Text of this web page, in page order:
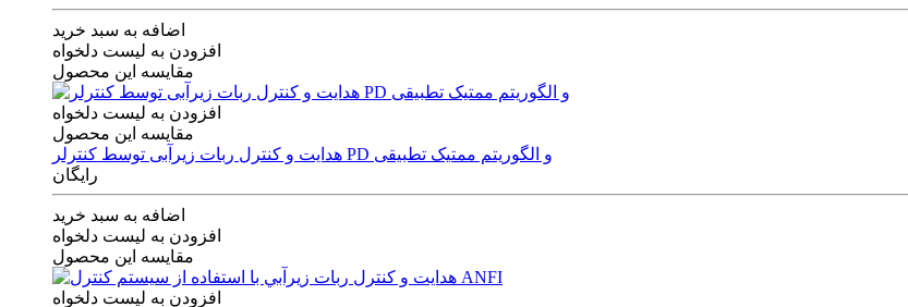
اضافه به سبد خرید
افزودن به لیست دلخواه
مقایسه این محصول
افزودن به لیست دلخواه
مقایسه این محصول
هدایت و کنترل ربات زیرآبی توسط کنترلر PD و الگوریتم ممتیک تطبیقی
رایگان
اضافه به سبد خرید
افزودن به لیست دلخواه
مقایسه این محصول
افزودن به لیست دلخواه